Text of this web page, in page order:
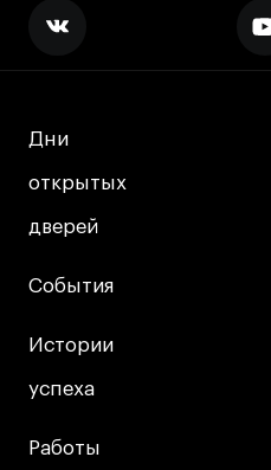
Дни
открытых
дверей
Дни
открытых
дверей
События
События
Истории
успеха
Истории
успеха
Работы
Работы